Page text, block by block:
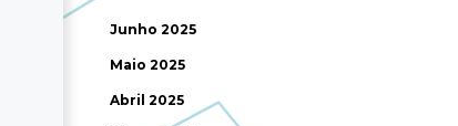
Junho 2025
Maio 2025
Abril 2025